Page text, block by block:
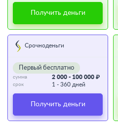
Получить деньги
Срочноденьги
Первый бесплатно
сумма 2 000 - 100 000 ₽
срок 1 - 360 дней
Получить деньги